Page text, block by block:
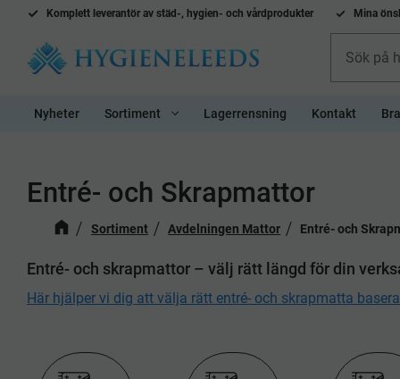
Komplett leverantör av städ-, hygien- och vårdprodukter Mina
Nyheter Sortiment Lagerrensning Kontakt
Entré- och Skrapmattor
Sortiment Avdelningen Mattor Entré- och
Entré- och skrapmattor – välj rätt längd för din
Här hjälper vi dig att välja rätt entré- och skrapmatta